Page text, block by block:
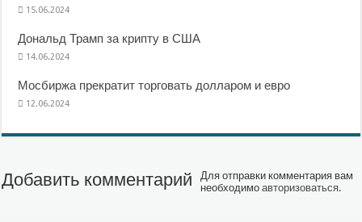
15.06.2024
Дональд Трамп за крипту в США
14.06.2024
Мосбиржа прекратит торговать долларом и евро
12.06.2024
Добавить комментарий
Для отправки комментария вам
необходимоавторизоваться.